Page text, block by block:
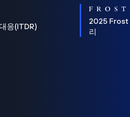
응(ITDR)
2025 Frost
리